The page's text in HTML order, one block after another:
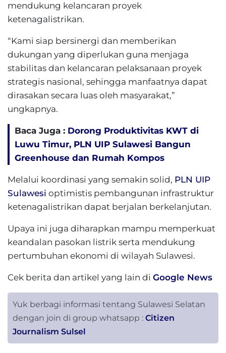
mendukung kelancaran proyek
ketenagalistrikan.
“Kami siap bersinergi dan memberikan
dukungan yang diperlukan guna menjaga
stabilitas dan kelancaran pelaksanaan proyek
strategis nasional, sehingga manfaatnya dapat
dirasakan secara luas oleh masyarakat,”
ungkapnya.
Baca Juga : Dorong Produktivitas KWT di
Luwu Timur, PLN UIP Sulawesi Bangun
Greenhouse dan Rumah Kompos
Melalui koordinasi yang semakin solid, PLN UIP
Sulawesi optimistis pembangunan infrastruktur
ketenagalistrikan dapat berjalan berkelanjutan.
Upaya ini juga diharapkan mampu memperkuat
keandalan pasokan listrik serta mendukung
pertumbuhan ekonomi di wilayah Sulawesi.
Cek berita dan artikel yang lain di Google News
Yuk berbagi informasi tentang Sulawesi Selatan
dengan join di group whatsapp : Citizen
Journalism Sulsel